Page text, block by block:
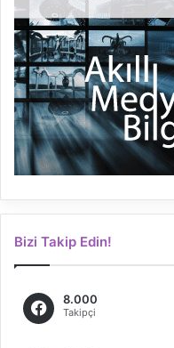
Bizi Takip Edin!
8.000
Takipçi